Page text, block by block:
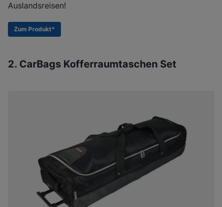
Auslandsreisen!
Zum Produkt*
2. CarBags Kofferraumtaschen Set